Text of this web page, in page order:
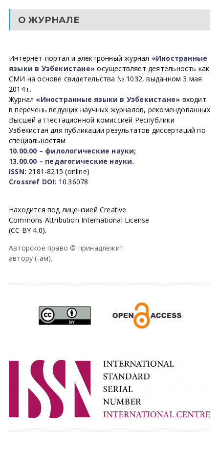
О ЖУРНАЛЕ
Интернет-портал и электронный журнал «Иностранные
языки в Узбекистане» осуществляет деятельность как
СМИ на основе свидетельства № 1032, выданном 3 мая
2014 г.
Журнал «Иностранные языки в Узбекистане» входит
в перечень ведущих научных журналов, рекомендованных
Высшей аттестационной комиссией Республики
Узбекистан для публикации результатов диссертаций по
специальностям
10.00.00 – филологические науки;
13.00.00 – педагогические науки.
ISSN: 2181-8215 (online)
Crossref DOI: 10.36078
Находится под лицензией Creative
Commons Attribution International License
(CC BY 4.0).
Авторское право © принадлежит
автору (-ам).